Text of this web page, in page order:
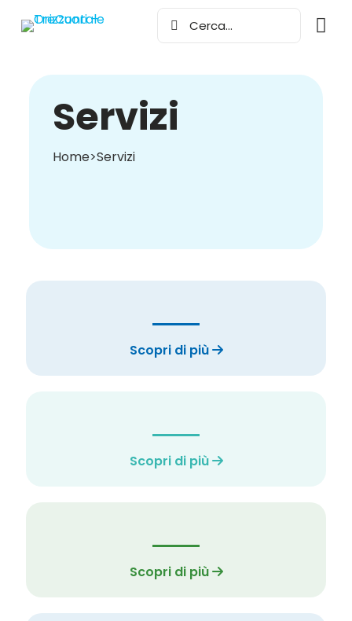
Servizi
Home>Servizi
Scopri di più
Scopri di più
Scopri di più